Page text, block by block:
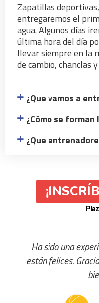
Zapatillas
entregaremos el
agua. Algunos días
última hora del día
llevar siempre en la
de cambio, chanclas
¿Que vamos a
¿Cómo se forman
¿Que
Lo han pasado
tienen planes para
Olivia